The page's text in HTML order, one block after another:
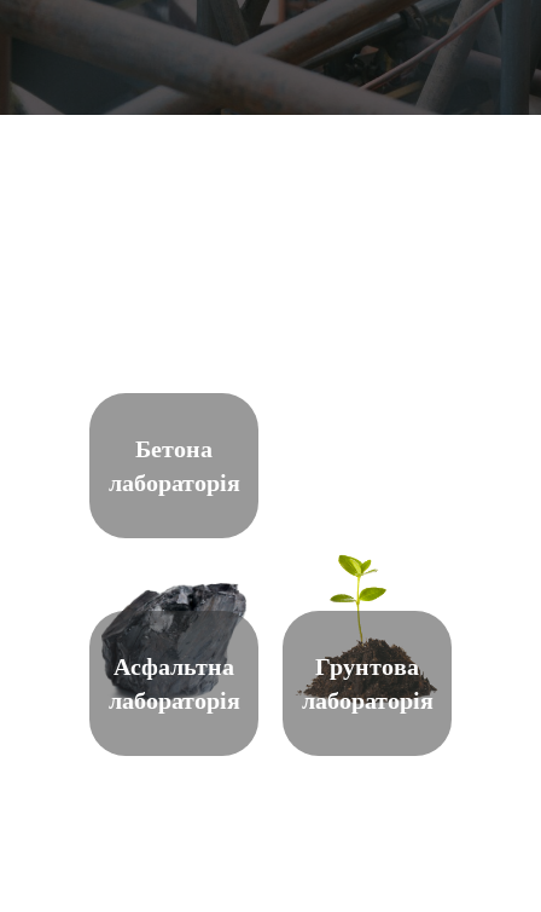
Бетона
лабораторія
Асфальтна
лабораторія
Грунтова
лабораторія